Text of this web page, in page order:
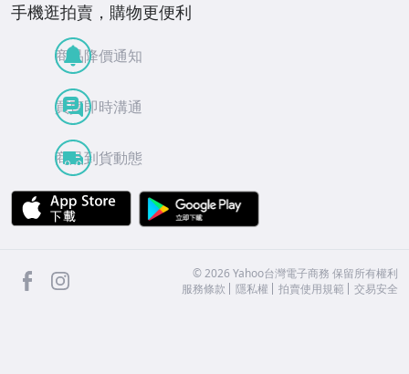
手機逛拍賣，購物更便利
商品降價通知
買賣即時溝通
商品到貨動態
APP Store
facebook ©2026 Yahoo台灣電子商務 保留所有權利
服務條款
隱私權 拍賣使用規範 交易安全